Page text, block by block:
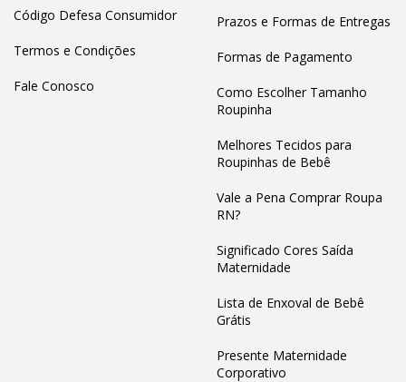
Código Defesa Consumidor
Termos e Condições
Fale Conosco
Prazos e Formas de Entregas
Formas de Pagamento
Como Escolher Tamanho
Roupinha
Melhores Tecidos para
Roupinhas de Bebê
Vale a Pena Comprar Roupa
RN?
Significado Cores Saída
Maternidade
Lista de Enxoval de Bebê
Grátis
Presente Maternidade
Corporativo